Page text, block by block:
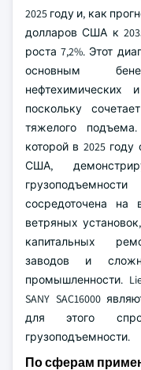
2025 году и, как
долларов США к
роста 7,2%. Этот
основным
нефтехимических
поскольку
тяжелого подъема.
которой в 2025
США,
сосредоточена
ветряных
капитальных
заводов и
промышленности.
SANY SAC16000
для этого
грузоподъемности.
По сферам